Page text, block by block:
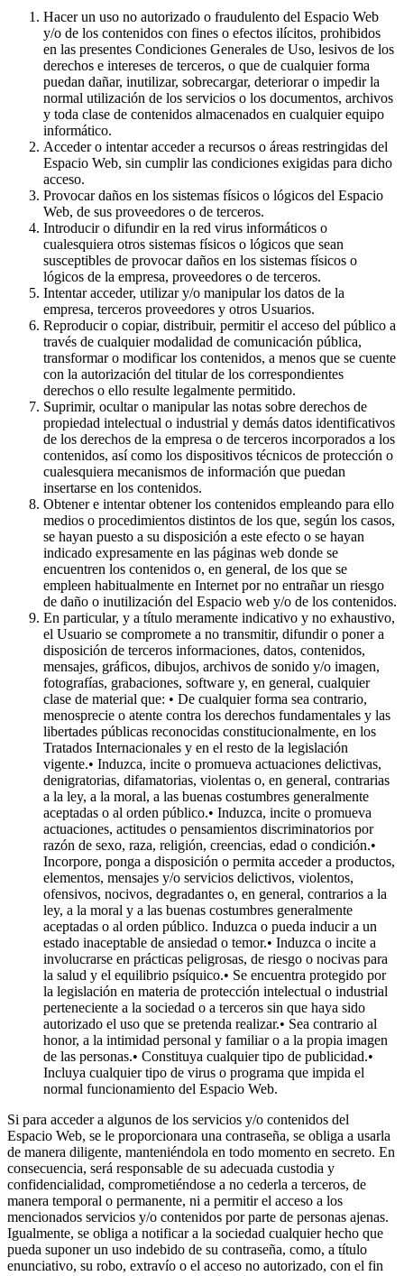
Hacer un uso no autorizado o fraudulento del Espacio Web
y/o de los contenidos con fines o efectos ilícitos, prohibidos
en las presentes Condiciones Generales de Uso, lesivos de los
derechos e intereses de terceros, o que de cualquier forma
puedan dañar, inutilizar, sobrecargar, deteriorar o impedir la
normal utilización de los servicios o los documentos, archivos
y toda clase de contenidos almacenados en cualquier equipo
informático.
Acceder o intentar acceder a recursos o áreas restringidas del
Espacio Web, sin cumplir las condiciones exigidas para dicho
acceso.
Provocar daños en los sistemas físicos o lógicos del Espacio
Web, de sus proveedores o de terceros.
Introducir o difundir en la red virus informáticos o
cualesquiera otros sistemas físicos o lógicos que sean
susceptibles de provocar daños en los sistemas físicos o
lógicos de la empresa, proveedores o de terceros.
Intentar acceder, utilizar y/o manipular los datos de la
empresa, terceros proveedores y otros Usuarios.
Reproducir o copiar, distribuir, permitir el acceso del público a
través de cualquier modalidad de comunicación pública,
transformar o modificar los contenidos, a menos que se cuente
con la autorización del titular de los correspondientes
derechos o ello resulte legalmente permitido.
Suprimir, ocultar o manipular las notas sobre derechos de
propiedad intelectual o industrial y demás datos identificativos
de los derechos de la empresa o de terceros incorporados a los
contenidos, así como los dispositivos técnicos de protección o
cualesquiera mecanismos de información que puedan
insertarse en los contenidos.
Obtener e intentar obtener los contenidos empleando para ello
medios o procedimientos distintos de los que, según los casos,
se hayan puesto a su disposición a este efecto o se hayan
indicado expresamente en las páginas web donde se
encuentren los contenidos o, en general, de los que se
empleen habitualmente en Internet por no entrañar un riesgo
de daño o inutilización del Espacio web y/o de los contenidos.
En particular, y a título meramente indicativo y no exhaustivo,
el Usuario se compromete a no transmitir, difundir o poner a
disposición de terceros informaciones, datos, contenidos,
mensajes, gráficos, dibujos, archivos de sonido y/o imagen,
fotografías, grabaciones, software y, en general, cualquier
clase de material que: • De cualquier forma sea contrario,
menosprecie o atente contra los derechos fundamentales y las
libertades públicas reconocidas constitucionalmente, en los
Tratados Internacionales y en el resto de la legislación
vigente.• Induzca, incite o promueva actuaciones delictivas,
denigratorias, difamatorias, violentas o, en general, contrarias
a la ley, a la moral, a las buenas costumbres generalmente
aceptadas o al orden público.• Induzca, incite o promueva
actuaciones, actitudes o pensamientos discriminatorios por
razón de sexo, raza, religión, creencias, edad o condición.•
Incorpore, ponga a disposición o permita acceder a productos,
elementos, mensajes y/o servicios delictivos, violentos,
ofensivos, nocivos, degradantes o, en general, contrarios a la
ley, a la moral y a las buenas costumbres generalmente
aceptadas o al orden público. Induzca o pueda inducir a un
estado inaceptable de ansiedad o temor.• Induzca o incite a
involucrarse en prácticas peligrosas, de riesgo o nocivas para
la salud y el equilibrio psíquico.• Se encuentra protegido por
la legislación en materia de protección intelectual o industrial
perteneciente a la sociedad o a terceros sin que haya sido
autorizado el uso que se pretenda realizar.• Sea contrario al
honor, a la intimidad personal y familiar o a la propia imagen
de las personas.• Constituya cualquier tipo de publicidad.•
Incluya cualquier tipo de virus o programa que impida el
normal funcionamiento del Espacio Web.
Si para acceder a algunos de los servicios y/o contenidos del
Espacio Web, se le proporcionara una contraseña, se obliga a usarla
de manera diligente, manteniéndola en todo momento en secreto. En
consecuencia, será responsable de su adecuada custodia y
confidencialidad, comprometiéndose a no cederla a terceros, de
manera temporal o permanente, ni a permitir el acceso a los
mencionados servicios y/o contenidos por parte de personas ajenas.
Igualmente, se obliga a notificar a la sociedad cualquier hecho que
pueda suponer un uso indebido de su contraseña, como, a título
enunciativo, su robo, extravío o el acceso no autorizado, con el fin